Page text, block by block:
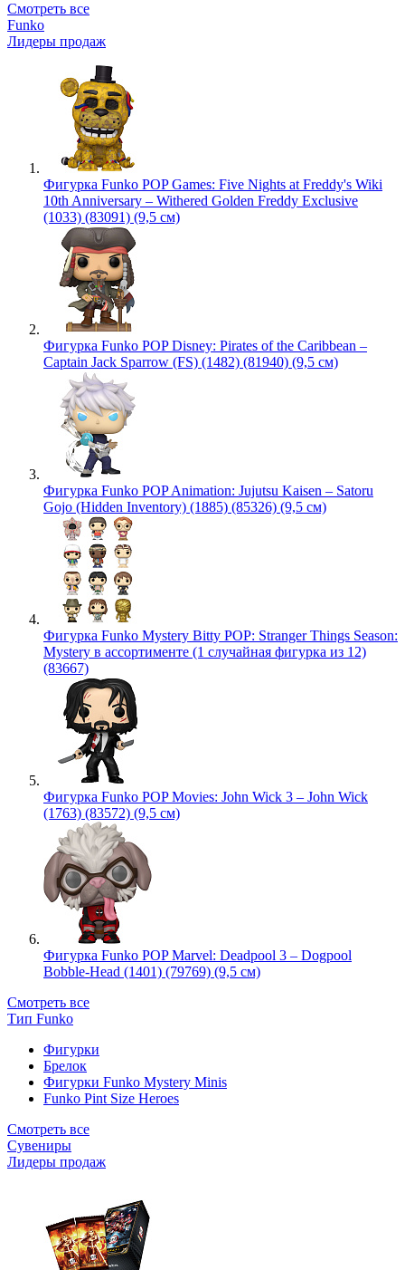
Смотреть все
Funko
Лидеры продаж
Фигурка Funko POP Games: Five Nights at Freddy's Wiki
10th Anniversary – Withered Golden Freddy Exclusive
(1033) (83091) (9,5 см)
Фигурка Funko POP Disney: Pirates of the Caribbean –
Captain Jack Sparrow (FS) (1482) (81940) (9,5 см)
Фигурка Funko POP Animation: Jujutsu Kaisen – Satoru
Gojo (Hidden Inventory) (1885) (85326) (9,5 см)
Фигурка Funko Mystery Bitty POP: Stranger Things Season:
Mystery в ассортименте (1 случайная фигурка из 12)
(83667)
Фигурка Funko POP Movies: John Wick 3 – John Wick
(1763) (83572) (9,5 см)
Фигурка Funko POP Marvel: Deadpool 3 – Dogpool
Bobble-Head (1401) (79769) (9,5 см)
Смотреть все
Тип Funko
Фигурки
Брелок
Фигурки Funko Mystery Minis
Funko Pint Size Heroes
Смотреть все
Сувениры
Лидеры продаж